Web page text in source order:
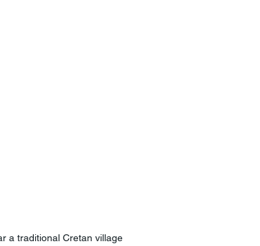
a traditional Cretan village